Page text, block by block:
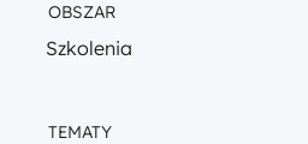
OBSZAR
Szkolenia
TEMATY